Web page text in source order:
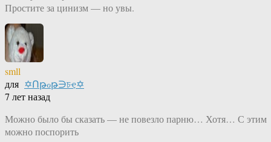
Простите за цинизм — но увы.
smll
для ✡Ոթℴթ∋চҿ✡
7 лет назад
Можно было бы сказать — не повезло парню… Хотя… С этим
можно поспорить